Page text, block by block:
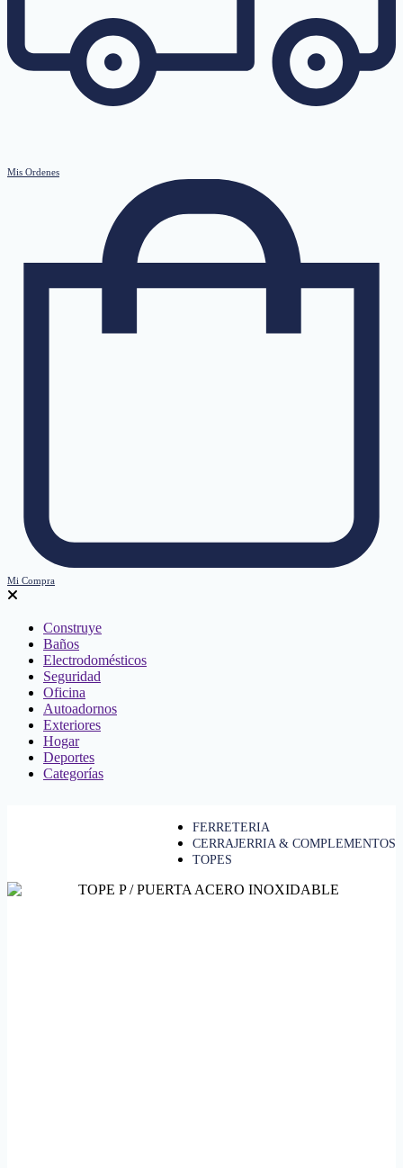
Mis Ordenes
Mi Compra
Construye
Baños
Electrodomésticos
Seguridad
Oficina
Autoadornos
Exteriores
Hogar
Deportes
Categorías
FERRETERIA
CERRAJERRIA & COMPLEMENTOS
TOPES